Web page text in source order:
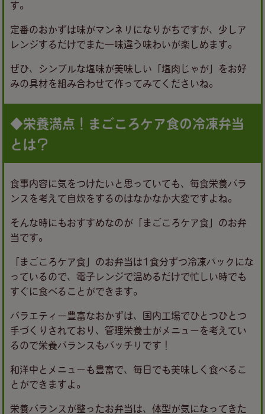
す。
定番のおかずは味がマンネリになりがちですが、少しア
レンジするだけでまた一味違う味わいが楽しめます。
ぜひ、シンプルな塩味が美味しい「塩肉じゃが」をお好
みの具材を組み合わせて作ってみてくださいね。
◆栄養満点！まごころケア食の冷凍弁当
とは？
食事内容に気をつけたいと思っていても、毎食栄養バラ
ンスを考えて自炊をするのはなかなか大変ですよね。
そんな時にもおすすめなのが「まごころケア食」のお弁
当です。
「まごころケア食」のお弁当は1食分ずつ冷凍パックにな
っているので、電子レンジで温めるだけで忙しい時でも
すぐに食べることができます。
バラエティー豊富なおかずは、国内工場でひとつひとつ
手づくりされており、管理栄養士がメニューを考えてい
るので栄養バランスもバッチリです！
和洋中とメニューも豊富で、毎日でも美味しく食べるこ
とができますよ。
栄養バランスが整ったお弁当は、体型が気になってきた